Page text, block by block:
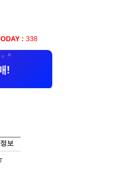
: 338
보